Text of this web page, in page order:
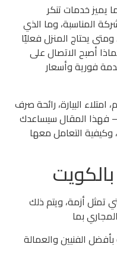
خدمات تنكر
المناسبة، وما الذي
يحتاج المنزل فعليًا
أصبح الاتصال على
فورية وأسعار
البيارة، رائحة صرف
المقال سيساعدك
التعامل معها
أزمة، ويتم ذلك
بما
الفنيين والعمالة